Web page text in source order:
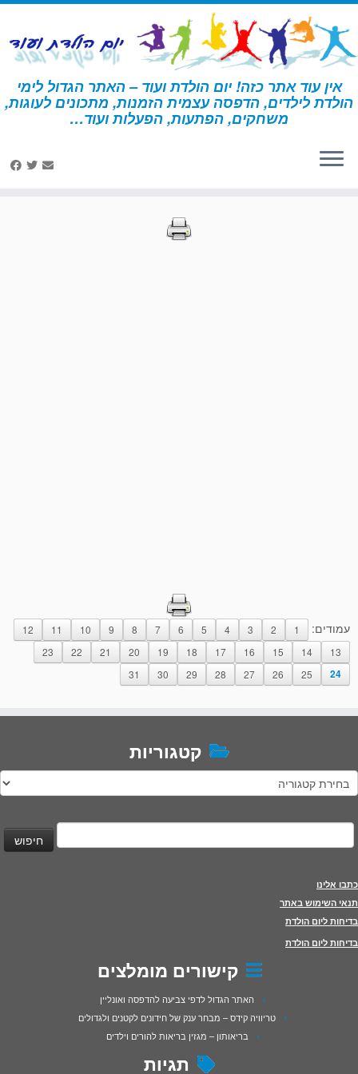
דלג
לתוכן
אין עוד אתר כזה! יום הולדת ועוד – האתר הגדול לימי
הולדת לילדים, הדפסה עצמית הזמנות, מתכונים לעוגות,
משחקים, הפתעות, הפעלות ועוד… דף הבית » הדפסות – מדע » עמוד 24
הדפסות – מדע
עמודים: 1
2
3
4
5
6
7
8
9
10
11
12
13
14
15
16
17
18
19
20
21
22
23
24
25
26
27
28
29
30
31
קטגוריות
קטגוריות
כתבו אלינו
תנאי השימוש באתר
בדיחות ליום הולדת
בדיחות ליום הולדת
קישורים מומלצים
האתר הגדול לדפי צביעה להדפסה ואונליין
טריוויה קידס – מבחר ענק של חידונים לקטנים ולגדולים
בריאותון – מגזין בריאות להורים וילדים
תגיות